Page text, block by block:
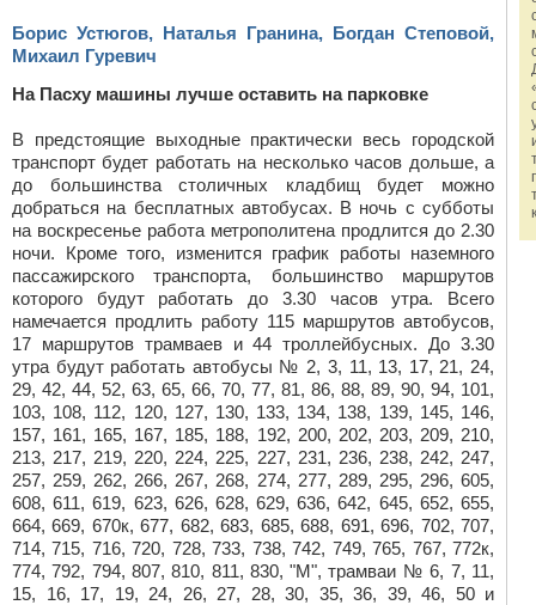
Борис Устюгов, Наталья Гранина, Богдан Степовой,
Михаил Гуревич
На Пасху машины лучше оставить на парковке
В предстоящие выходные практически весь городской
транспорт будет работать на несколько часов дольше, а
до большинства столичных кладбищ будет можно
добраться на бесплатных автобусах. В ночь с субботы
на воскресенье работа метрополитена продлится до 2.30
ночи. Кроме того, изменится график работы наземного
пассажирского транспорта, большинство маршрутов
которого будут работать до 3.30 часов утра. Всего
намечается продлить работу 115 маршрутов автобусов,
17 маршрутов трамваев и 44 троллейбусных. До 3.30
утра будут работать автобусы № 2, 3, 11, 13, 17, 21, 24,
29, 42, 44, 52, 63, 65, 66, 70, 77, 81, 86, 88, 89, 90, 94, 101,
103, 108, 112, 120, 127, 130, 133, 134, 138, 139, 145, 146,
157, 161, 165, 167, 185, 188, 192, 200, 202, 203, 209, 210,
213, 217, 219, 220, 224, 225, 227, 231, 236, 238, 242, 247,
257, 259, 262, 266, 267, 268, 274, 277, 289, 295, 296, 605,
608, 611, 619, 623, 626, 628, 629, 636, 642, 645, 652, 655,
664, 669, 670к, 677, 682, 683, 685, 688, 691, 696, 702, 707,
714, 715, 716, 720, 728, 733, 738, 742, 749, 765, 767, 772к,
774, 792, 794, 807, 810, 811, 830, "М", трамваи № 6, 7, 11,
15, 16, 17, 19, 24, 26, 27, 28, 30, 35, 36, 39, 46, 50 и